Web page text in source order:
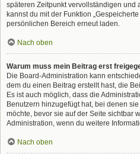
späteren Zeitpunkt vervollständigen und
kannst du mit der Funktion
persönlichen Bereich erneut laden.
Nach oben
Warum muss mein Beitrag erst
Die Board-Administration kann
dem du einen Beitrag erstellt hast, die
Es ist auch möglich, dass die
Benutzern hinzugefügt hat, bei denen
möchte, bevor sie auf der Seite sichtbar
Administration, wenn du weitere
Nach oben